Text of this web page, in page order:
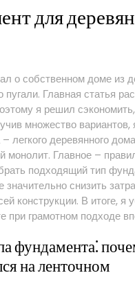
для
о собственном доме из
пугали. Главная статья
я решил
множество вариантов,
– легкого деревянного
монолит. Главное –
подходящий тип
значительно снизить
конструкции. В итоге, я
при грамотном подходе
фундамента⁚
на ленточном